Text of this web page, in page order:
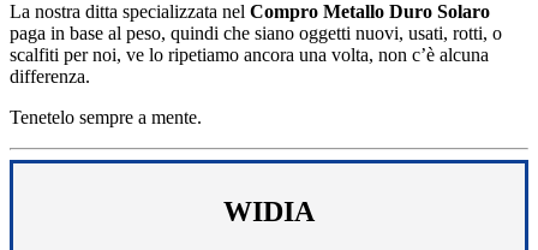
La nostra ditta specializzata nel Compro Metallo Duro Solaro
paga in base al peso, quindi che siano oggetti nuovi, usati, rotti, o
scalfiti per noi, ve lo ripetiamo ancora una volta, non c’è alcuna
differenza.
Tenetelo sempre a mente.
WIDIA